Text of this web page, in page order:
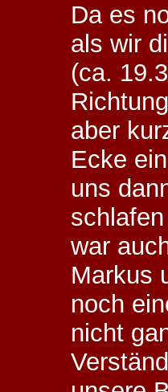
Da es
als wir
(ca.
aber
Ecke
uns
war
Markus
noch
nicht